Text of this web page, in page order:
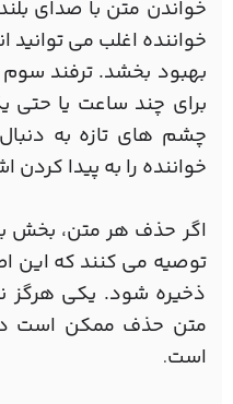
خواندن متن با صدای
خواننده اغلب می توانید
بهبود بخشد. ترفند
برای چند ساعت یا حتی
چشم های تازه به
خواننده را به پیدا کردن
اگر حذف هر متن، بخش
توصیه می کنند که این
ذخیره شود. یکی هرگز
متن حذف ممکن است در
است.